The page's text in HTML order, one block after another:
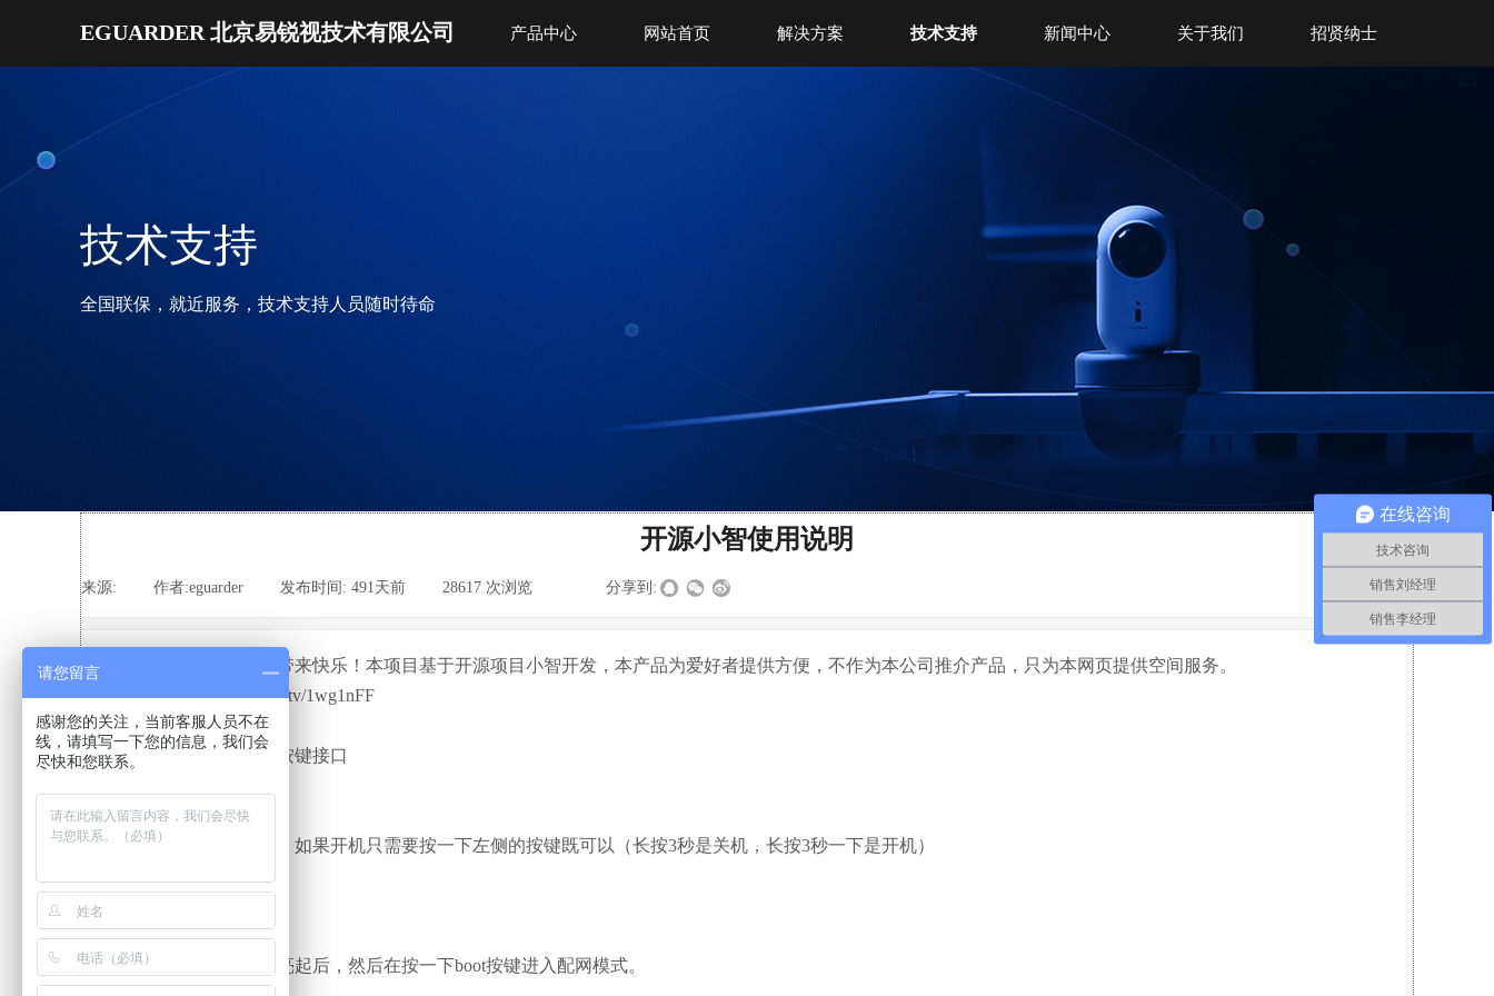
产品中心 网站首页 解决方案 技术支持 新闻中心 关于我们 招贤纳士
EGUARDER 北京易锐视技术有限公司
全国联保，就近服务，技术支持人员随时待命
技术支持
开源小智使用说明
来源: 作者:eguarder 发布时间: 491天前 28617 次浏览 分享到:
感谢使用小智，让他给你带来快乐！本项目基于开源项目小智开发，本产品为爱好者提供方便，不作为本公司推介产品，只为本网页提供空间服务。
使用视频教程： https://b23.tv/1wg1nFF
如何使用
第一步：先认识一下外观按键接口
1、启动设备
板子默认出厂是关机状态，如果开机只需要按一下左侧的按键既可以（长按3秒是关机，长按3秒一下是开机）
板子出厂默认带有固件
2、配网状态
按一下复位按键，等屏幕亮起后，然后在按一下boot按键进入配网模式。
在线咨询
技术咨询
销售刘经理
销售李经理
请您留言
感谢您的关注，当前客服人员不在
线，请填写一下您的信息，我们会
尽快和您联系。